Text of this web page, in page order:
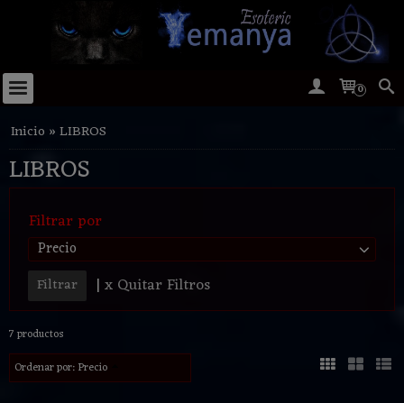
0
Inicio »LIBROS
LIBROS
Filtrar por
Precio
| x Quitar Filtros
7 productos
Ordenar por:Precio